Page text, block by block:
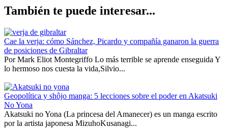
También te puede interesar...
Cae la verja: cómo Sánchez, Picardo y compañía ganaron la guerra
de posiciones de Gibraltar
Por Mark Eliot Montegriffo Lo más terrible se aprende enseguida Y
lo hermoso nos cuesta la vida,Silvio...
Geopolítica y shôjo manga: 5 lecciones sobre el poder en Akatsuki
No Yona
Akatsuki no Yona (La princesa del Amanecer) es un manga escrito
por la artista japonesa MizuhoKusanagi...